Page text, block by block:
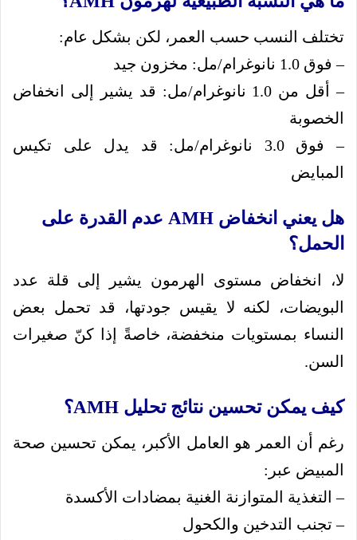
تختلف النسب حسب العمر، لكن بشكل عام:
– فوق 1.0 نانوغرام/مل: مخزون جيد
– أقل من 1.0 نانوغرام/مل: قد يشير إلى انخفاض
الخصوبة
– فوق 3.0 نانوغرام/مل: قد يدل على تكيس
المبايض
هل يعني انخفاض AMH عدم القدرة على
الحمل؟
لا، انخفاض مستوى الهرمون يشير إلى قلة عدد
البويضات، لكنه لا يقيس جودتها، قد تحمل بعض
النساء بمستويات منخفضة، خاصةً إذا كنّ صغيرات
السن.
كيف يمكن تحسين نتائج تحليل AMH؟
رغم أن العمر هو العامل الأكبر، يمكن تحسين صحة
المبيض عبر:
– التغذية المتوازنة الغنية بمضادات الأكسدة
– تجنب التدخين والكحول